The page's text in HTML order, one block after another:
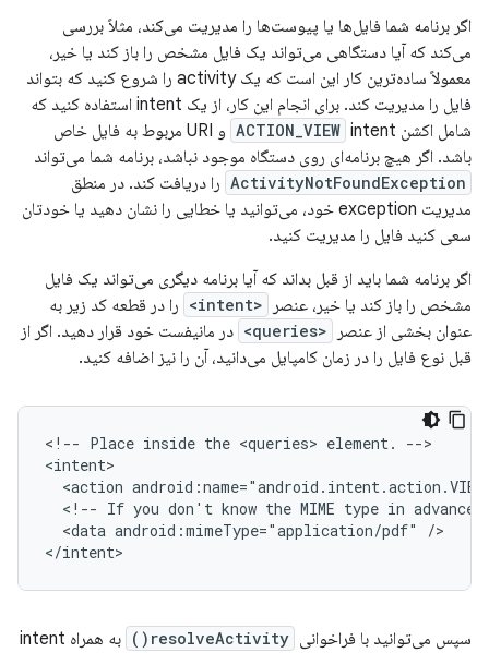
اگر برنامه شما فایل‌ها یا پیوست‌ها را مدیریت می‌کند، مثلاً بررسی
می‌کند که آیا دستگاهی می‌تواند یک فایل مشخص را باز کند یا خیر،
معمولاً ساده‌ترین کار این است که یک activity را شروع کنید که بتواند
فایل را مدیریت کند. برای انجام این کار، از یک intent استفاده کنید که
شامل اکشن
ACTION_VIEW
intent و URI مربوط به فایل خاص
باشد. اگر هیچ برنامه‌ای روی دستگاه موجود نباشد، برنامه شما می‌تواند
ActivityNotFoundException را دریافت کند. در منطق
مدیریت exception خود، می‌توانید یا خطایی را نشان دهید یا خودتان
سعی کنید فایل را مدیریت کنید.
اگر برنامه شما باید از قبل بداند که آیا برنامه دیگری می‌تواند یک فایل
مشخص را باز کند یا خیر، عنصر
<intent>
را در قطعه کد زیر به
عنوان بخشی از عنصر
<queries>
در مانیفست خود قرار دهید. اگر از
قبل نوع فایل را در زمان کامپایل می‌دانید، آن را نیز اضافه کنید.
<!-- Place inside the <queries> element.
-->
<action
<!-- If you don't know the MIME type in advance,
<data android:mimeType="application/pdf"
/>
</intent>
سپس می‌توانید با فراخوانی resolveActivity() به همراه intent